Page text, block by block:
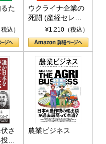
た
込）
ウクライナ企業の
死闘 (産経セレク
ト S 039)¥1,210（税込）
さ
農業ビジネス